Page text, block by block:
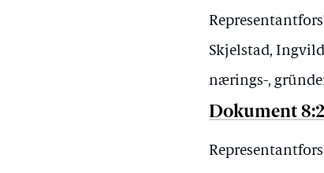
Skjelstad,
nærings-,
Dokument